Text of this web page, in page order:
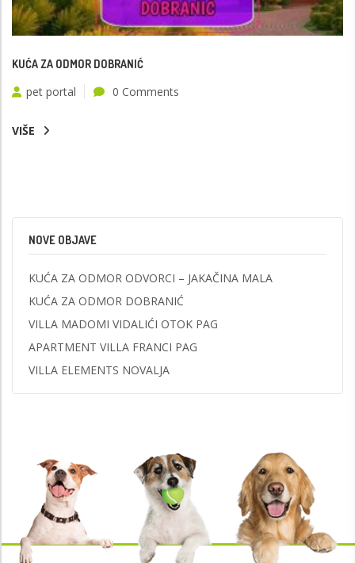
KUĆA ZA ODMOR DOBRANIĆ
pet portal 0 Comments
VIŠE
NOVE OBJAVE
KUĆA ZA ODMOR ODVORCI – JAKAČINA MALA
KUĆA ZA ODMOR DOBRANIĆ
VILLA MADOMI VIDALIĆI OTOK PAG
APARTMENT VILLA FRANCI PAG
VILLA ELEMENTS NOVALJA